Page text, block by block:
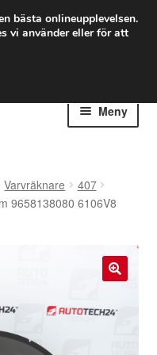
75 kr
frakt
Meny
Varvräknare
407
9658138080 6106V8
bästa onlineupplevelsen.
vi använder eller för att